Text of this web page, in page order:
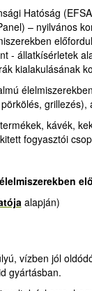
Hatóság
– nyilvános
- állatkísérletek
kialakulásának
grillezés),
kávék,
fogyasztói
alapján)
vízben jól
gyártásban.